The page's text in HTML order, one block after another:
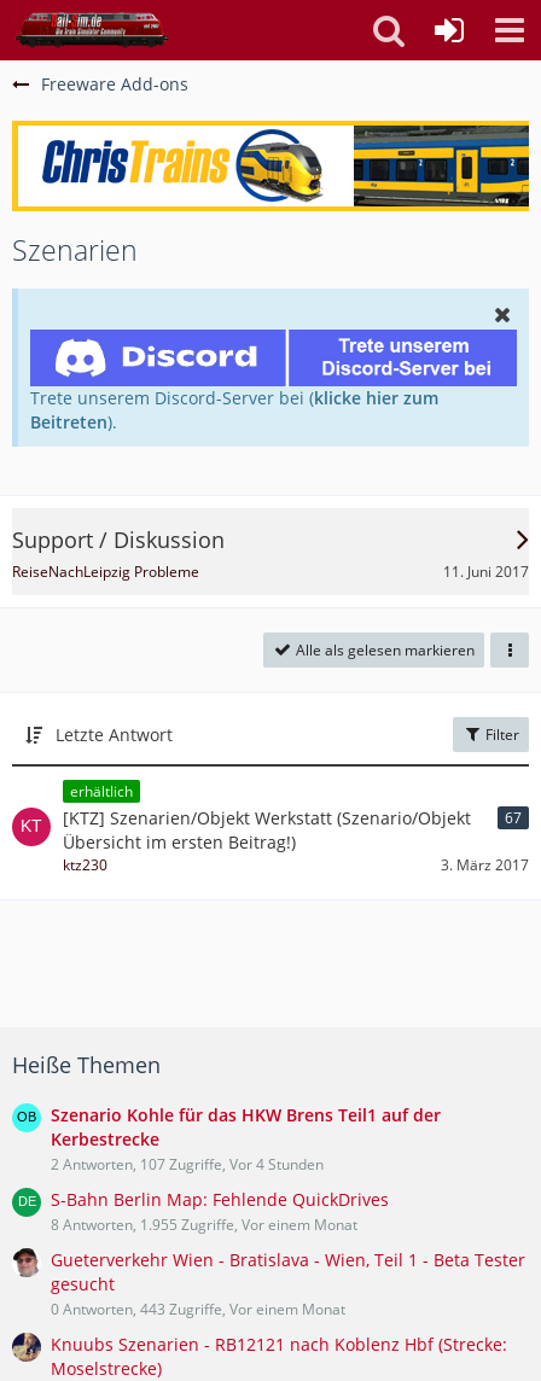
Freeware Add-ons
Szenarien
Trete unserem Discord-Server bei (klicke hier zum
Beitreten).
Support / Diskussion
ReiseNachLeipzig Probleme 11. Juni 2017
Alle als gelesen markieren
Letzte Antwort Filter
erhältlich
[KTZ] Szenarien/Objekt Werkstatt (Szenario/Objekt
Übersicht im ersten Beitrag!)
67
ktz230 3. März 2017
Heiße Themen
Szenario Kohle für das HKW Brens Teil1 auf der
Kerbestrecke
2 Antworten, 107 Zugriffe, Vor 4 Stunden
S-Bahn Berlin Map: Fehlende QuickDrives
8 Antworten, 1.955 Zugriffe, Vor einem Monat
Gueterverkehr Wien - Bratislava - Wien, Teil 1 - Beta Tester
gesucht
0 Antworten, 443 Zugriffe, Vor einem Monat
Knuubs Szenarien - RB12121 nach Koblenz Hbf (Strecke:
Moselstrecke)